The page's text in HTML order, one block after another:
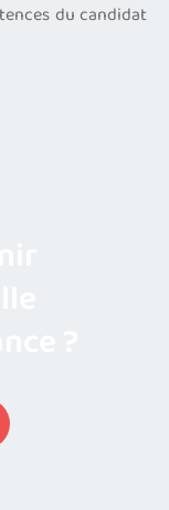
du candidat